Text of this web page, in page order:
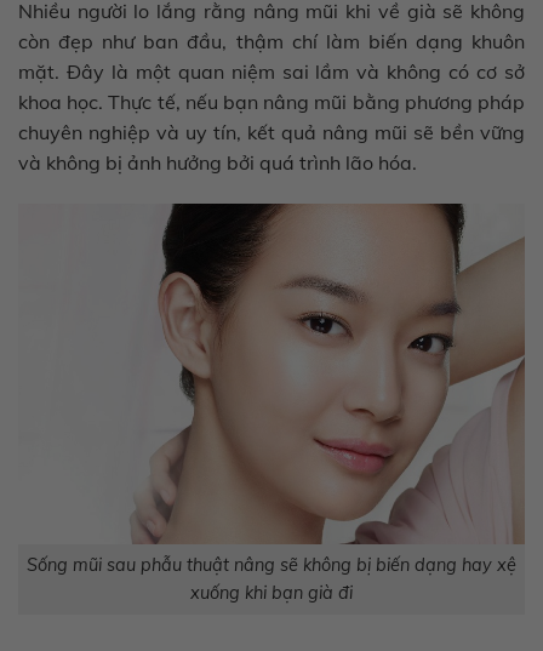
Nhiều người lo lắng rằng nâng mũi khi về già sẽ không
còn đẹp như ban đầu, thậm chí làm biến dạng khuôn
mặt. Đây là một quan niệm sai lầm và không có cơ sở
khoa học. Thực tế, nếu bạn nâng mũi bằng phương pháp
chuyên nghiệp và uy tín, kết quả nâng mũi sẽ bền vững
và không bị ảnh hưởng bởi quá trình lão hóa.
Sống mũi sau phẫu thuật nâng sẽ không bị biến dạng hay xệ
xuống khi bạn già đi